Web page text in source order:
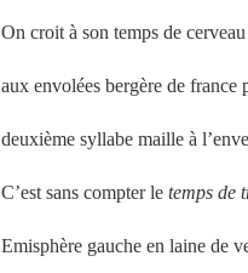
On croit à son temps de
aux envolées bergère de france
deuxième syllabe maille à
C’est sans compter le temps de
Emisphère gauche en laine de